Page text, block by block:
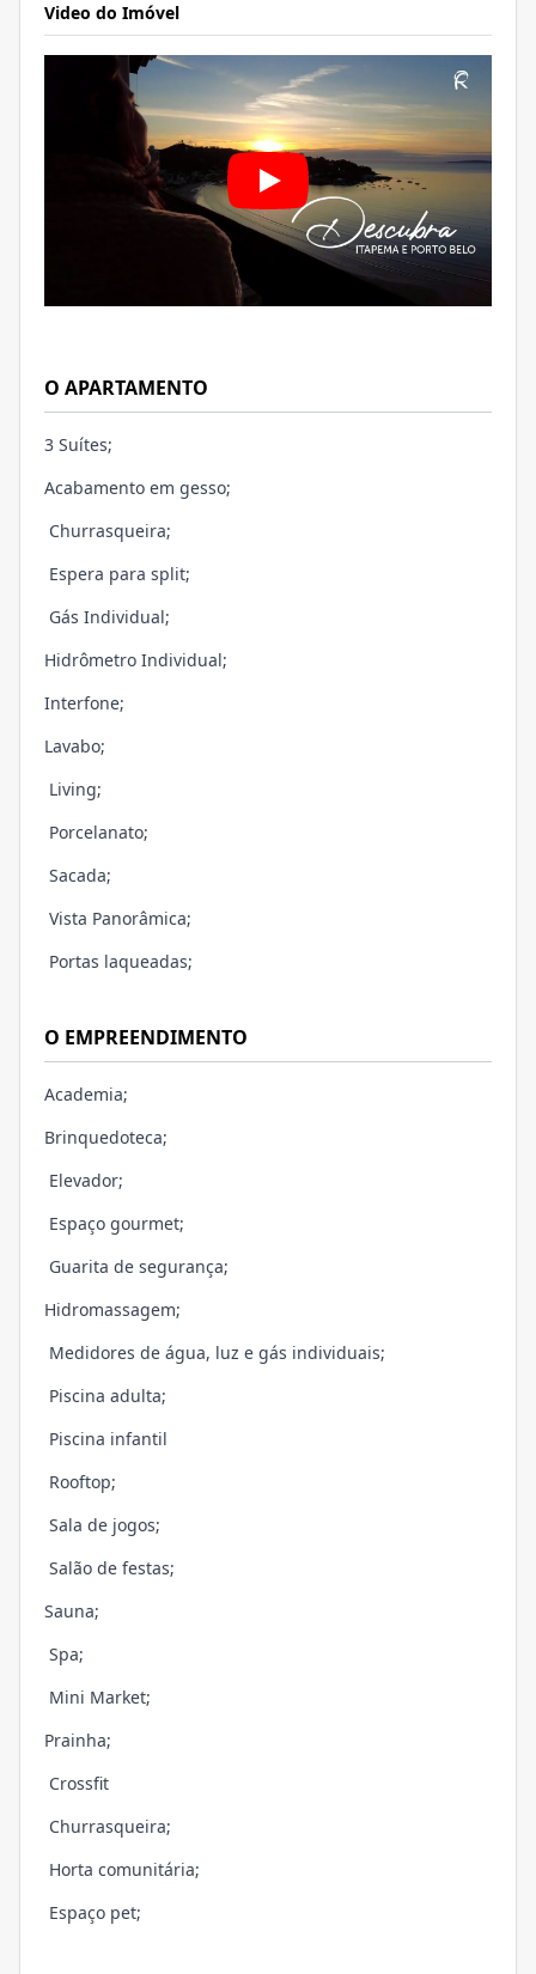
Video do Imóvel
O APARTAMENTO
3 Suítes;
Acabamento em gesso;
Churrasqueira;
Espera para split;
Gás Individual;
Hidrômetro Individual;
Interfone;
Lavabo;
Living;
Porcelanato;
Sacada;
Vista Panorâmica;
Portas laqueadas;
O EMPREENDIMENTO
Academia;
Brinquedoteca;
Elevador;
Espaço gourmet;
Guarita de segurança;
Hidromassagem;
Medidores de água, luz e gás individuais;
Piscina adulta;
Piscina infantil
Rooftop;
Sala de jogos;
Salão de festas;
Sauna;
Spa;
Mini Market;
Prainha;
Crossfit
Churrasqueira;
Horta comunitária;
Espaço pet;